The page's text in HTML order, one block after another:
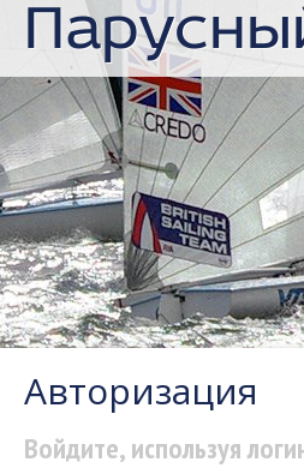
Авторизация
Войдите, используя